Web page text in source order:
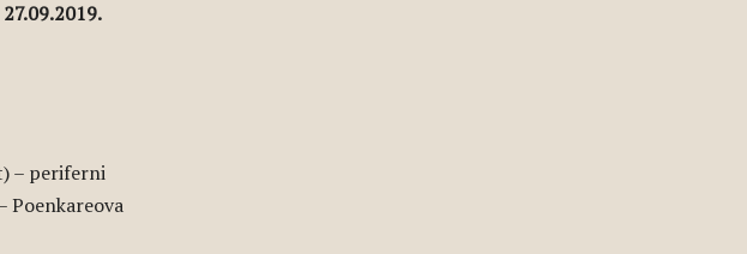
– periferni
Poenkareova